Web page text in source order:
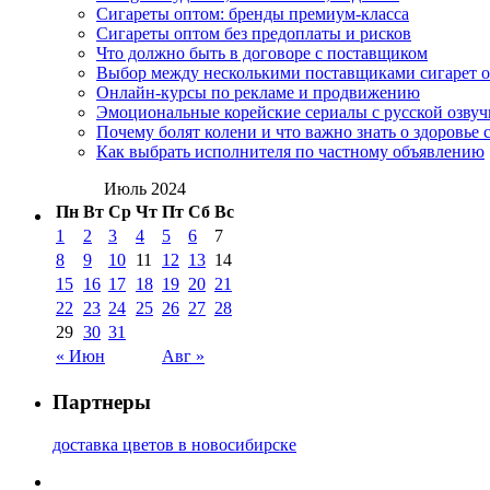
Сигареты оптом: бренды премиум-класса
Сигареты оптом без предоплаты и рисков
Что должно быть в договоре с поставщиком
Выбор между несколькими поставщиками сигарет
Онлайн-курсы по рекламе и продвижению
Эмоциональные корейские сериалы с русской
Почему болят колени и что важно знать о здоровье
Как выбрать исполнителя по частному объявлению
Июль 2024
Пн Вт Ср Чт Пт Сб Вс
« Июн Авг »
1 2 3 4 5 6
7
8
9 10 11 12 13 14
15 16 17 18 19 20 21
22 23 24 25 26 27 28
29 30 31
Партнеры
доставка цветов в новосибирске